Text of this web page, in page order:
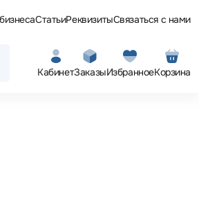
СтатьиРеквизитыСвязаться с нами
КабинетЗаказыИзбранноеКорзина